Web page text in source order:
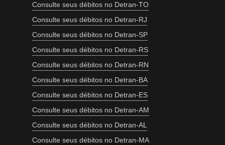
Consulte seus débitos no Detran-TO
Consulte seus débitos no Detran-RJ
Consulte seus débitos no Detran-SP
Consulte seus débitos no Detran-RS
Consulte seus débitos no Detran-RN
Consulte seus débitos no Detran-BA
Consulte seus débitos no Detran-ES
Consulte seus débitos no Detran-AM
Consulte seus débitos no Detran-AL
Consulte seus débitos no Detran-MA